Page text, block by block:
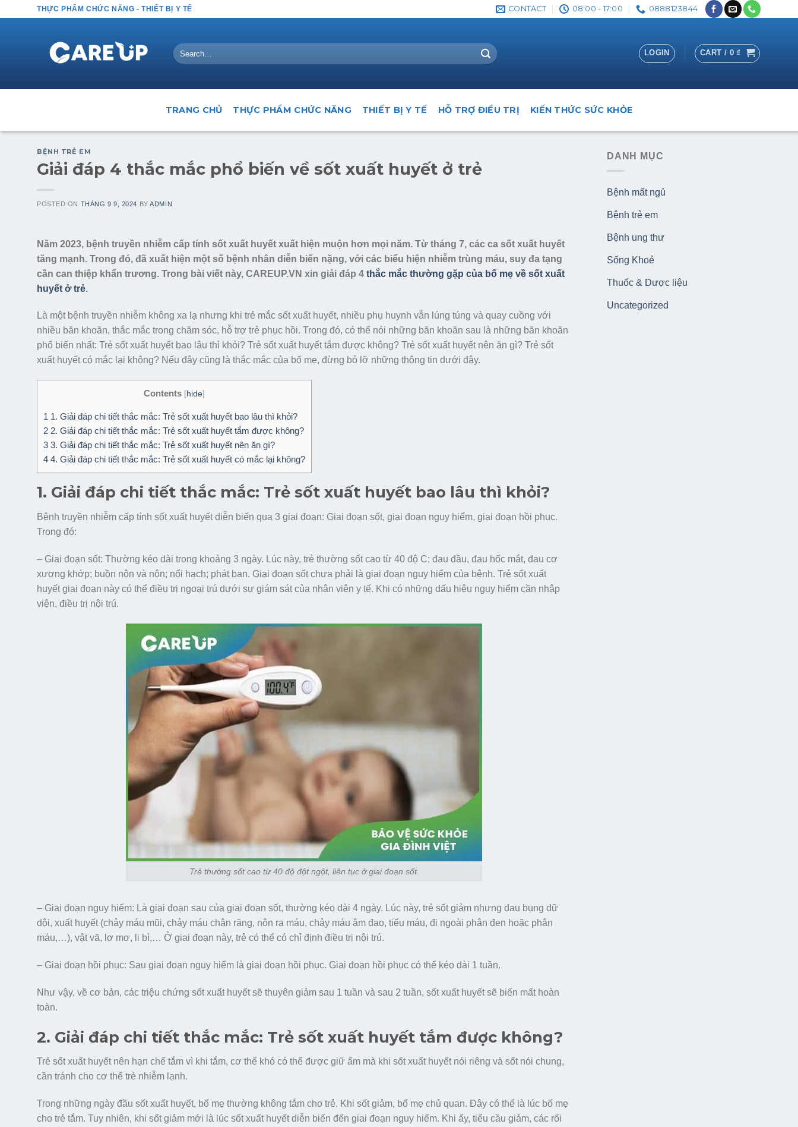
THỰC PHẨM CHỨC NĂNG - THIẾT BỊ Y TẾ CONTACT 08:00 - 17:00 0888123844
Search
for:
LOGIN CART / 0₫
TRANG CHỦ THỰC PHẨM CHỨC NĂNG THIẾT BỊ Y TẾ HỖ TRỢ ĐIỀU TRỊ KIẾN THỨC SỨC KHỎE
BỆNH TRẺ EM
Giải đáp 4 thắc mắc phổ biến về sốt xuất huyết ở trẻ
POSTED ON THÁNG 9 9, 2024 BYADMIN
Năm 2023, bệnh truyền nhiễm cấp tính sốt xuất huyết xuất hiện muộn hơn mọi năm. Từ tháng 7, các ca sốt xuất huyết
tăng mạnh. Trong đó, đã xuất hiện một số bệnh nhân diễn biến nặng, với các biểu hiện nhiễm trùng máu, suy đa tạng
cần can thiệp khẩn trương. Trong bài viết này, CAREUP.VN xin giải đáp 4 thắc mắc thường gặp của bố mẹ về sốt xuất
huyết ở trẻ.
Là một bệnh truyền nhiễm không xa lạ nhưng khi trẻ mắc sốt xuất huyết, nhiều phụ huynh vẫn lúng túng và quay cuồng với
nhiều băn khoăn, thắc mắc trong chăm sóc, hỗ trợ trẻ phục hồi. Trong đó, có thể nói những băn khoăn sau là những băn khoăn
phổ biến nhất: Trẻ sốt xuất huyết bao lâu thì khỏi? Trẻ sốt xuất huyết tắm được không? Trẻ sốt xuất huyết nên ăn gì? Trẻ sốt
xuất huyết có mắc lại không? Nếu đây cũng là thắc mắc của bố mẹ, đừng bỏ lỡ những thông tin dưới đây.
Contents [hide]
1 1. Giải đáp chi tiết thắc mắc: Trẻ sốt xuất huyết bao lâu thì khỏi?
2 2. Giải đáp chi tiết thắc mắc: Trẻ sốt xuất huyết tắm được không?
3 3. Giải đáp chi tiết thắc mắc: Trẻ sốt xuất huyết nên ăn gì?
4 4. Giải đáp chi tiết thắc mắc: Trẻ sốt xuất huyết có mắc lại không?
1. Giải đáp chi tiết thắc mắc: Trẻ sốt xuất huyết bao lâu thì khỏi?
Bệnh truyền nhiễm cấp tính sốt xuất huyết diễn biến qua 3 giai đoạn: Giai đoạn sốt, giai đoạn nguy hiểm, giai đoạn hồi phục.
Trong đó:
– Giai đoạn sốt: Thường kéo dài trong khoảng 3 ngày. Lúc này, trẻ thường sốt cao từ 40 độ C; đau đầu, đau hốc mắt, đau cơ
xương khớp; buồn nôn và nôn; nổi hạch; phát ban. Giai đoạn sốt chưa phải là giai đoạn nguy hiểm của bệnh. Trẻ sốt xuất
huyết giai đoạn này có thể điều trị ngoại trú dưới sự giám sát của nhân viên y tế. Khi có những dấu hiệu nguy hiểm cần nhập
viện, điều trị nội trú.
Trẻ thường sốt cao từ 40 độ đột ngột, liên tục ở giai đoạn sốt.
– Giai đoạn nguy hiểm: Là giai đoạn sau của giai đoạn sốt, thường kéo dài 4 ngày. Lúc này, trẻ sốt giảm nhưng đau bụng dữ
dội, xuất huyết (chảy máu mũi, chảy máu chân răng, nôn ra máu, chảy máu âm đạo, tiểu máu, đi ngoài phân đen hoặc phân
máu,…), vật vã, lơ mơ, li bì,… Ở giai đoạn này, trẻ có thể có chỉ định điều trị nội trú.
– Giai đoạn hồi phục: Sau giai đoạn nguy hiểm là giai đoạn hồi phục. Giai đoạn hồi phục có thể kéo dài 1 tuần.
Như vậy, về cơ bản, các triệu chứng sốt xuất huyết sẽ thuyên giảm sau 1 tuần và sau 2 tuần, sốt xuất huyết sẽ biến mất hoàn
toàn.
2. Giải đáp chi tiết thắc mắc: Trẻ sốt xuất huyết tắm được không?
Trẻ sốt xuất huyết nên hạn chế tắm vì khi tắm, cơ thể khó có thể được giữ ấm mà khi sốt xuất huyết nói riêng và sốt nói chung,
cần tránh cho cơ thể trẻ nhiễm lạnh.
Trong những ngày đầu sốt xuất huyết, bố mẹ thường không tắm cho trẻ. Khi sốt giảm, bố mẹ chủ quan. Đây có thể là lúc bố mẹ
cho trẻ tắm. Tuy nhiên, khi sốt giảm mới là lúc sốt xuất huyết diễn biến đến giai đoạn nguy hiểm. Khi ấy, tiểu cầu giảm, các rối
DANH MỤC
Bệnh mất ngủ
Bệnh trẻ em
Bệnh ung thư
Sống Khoẻ
Thuốc & Dược liệu
Uncategorized